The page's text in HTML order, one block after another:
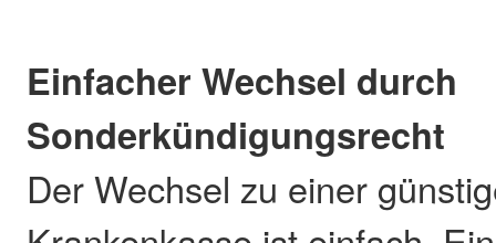
Einfacher Wechsel durch
Sonderkündigungsrecht
Der Wechsel zu einer